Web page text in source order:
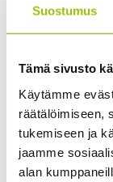
Suostumus
Tämä sivusto
Käytämme
räätälöimiseen,
tukemiseen ja
jaamme
alan
Kirjallisuus
Oades, L.G.
handbook of
strengths-